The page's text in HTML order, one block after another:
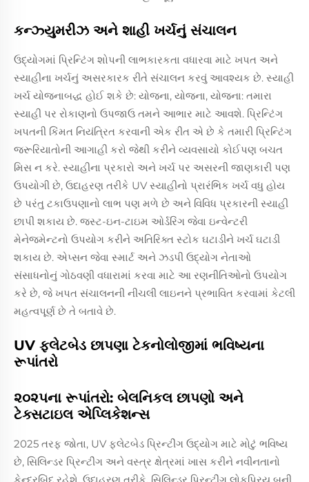
કન્ઝ્યુમરીઝ અને શાહી ખર્ચનું સંચાલન
ઉદ્યોગમાં પ્રિન્ટિંગ શોપની લાભકારકતા વધારવા માટે ખપત અને
સ્યાહીના ખર્ચનું અસરકારક રીતે સંચાલન કરવું આવશ્યક છે. સ્યાહી
ખર્ચ યોજનાબદ્ધ હોઈ શકે છે: યોજના, યોજના, યોજના: તમારા
સ્યાહી પર રોકાણનો ઉપજાઉ તમને આભાર માટે આવશે. પ્રિન્ટિંગ
ખપતની કિંમત નિયંત્રિત કરવાની એક રીત એ છે કે તમારી પ્રિન્ટિંગ
જરૂરિયાતોની આગાહી કરો જેથી કરીને વ્યવસાયો કોઈપણ બચત
મિસ ન કરે. સ્યાહીના પ્રકારો અને ખર્ચ પર અસરની જાણકારી પણ
ઉપયોગી છે, ઉદાહરણ તરીકે UV સ્યાહીનો પ્રારંભિક ખર્ચ વધુ હોય
છે પરંતુ ટકાઉપણાનો લાભ પણ મળે છે અને વિવિધ પ્રકારની સ્યાહી
છાપી શકાય છે. જસ્ટ-ઇન-ટાઇમ ઓર્ડરિંગ જેવા ઇન્વેન્ટરી
મેનેજમેન્ટનો ઉપયોગ કરીને અતિરિક્ત સ્ટોક ઘટાડીને ખર્ચ ઘટાડી
શકાય છે. એપ્સન જેવા સ્માર્ટ અને ઝડપી ઉદ્યોગ નેતાઓ
સંસાધનોનું ગોઠવણી વધારામાં કરવા માટે આ રણનીતિઓનો ઉપયોગ
કરે છે, જે ખપત સંચાલનની નીચલી લાઇનને પ્રભાવિત કરવામાં કેટલી
મહત્વપૂર્ણ છે તે બતાવે છે.
UV ફ્લેટબેડ છાપણા ટેકનોલોજીમાં ભવિષ્યના
રૂપાંતરો
૨૦૨૫ના રૂપાંતરો: બેલનિકલ છાપણો અને
ટેક્સટાઇલ એપ્લિકેશન્સ
2025 તરફ જોતા, UV ફ્લેટબેડ પ્રિન્ટીંગ ઉદ્યોગ માટે મોટું ભવિષ્ય
છે, સિલિન્ડર પ્રિન્ટીંગ અને વસ્ત્ર ક્ષેત્રમાં ખાસ કરીને નવીનતાનો